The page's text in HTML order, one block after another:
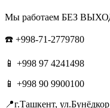
Мы работаем БЕЗ
☎️ +998-71-2779780
📱 +998 97 4241498
📱 +998 90 9900100
📍г.Ташкент,